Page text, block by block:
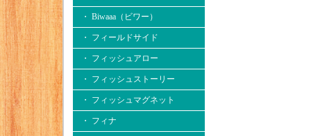
・ Biwaaa（ビワー）
・ フィールドサイド
・ フィッシュアロー
・ フィッシュストーリー
・ フィッシュマグネット
・ フィナ